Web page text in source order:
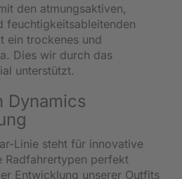
den atmungsaktiven,
feuchtigkeitsableitenden
ein trockenes und
Dies wir durch das
unterstützt.
Dynamics
Linie steht für innovative
Radfahrertypen perfekt
Entwicklung unserer Outfits